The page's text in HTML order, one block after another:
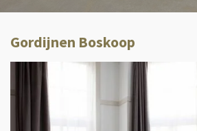
Gordijnen Boskoop